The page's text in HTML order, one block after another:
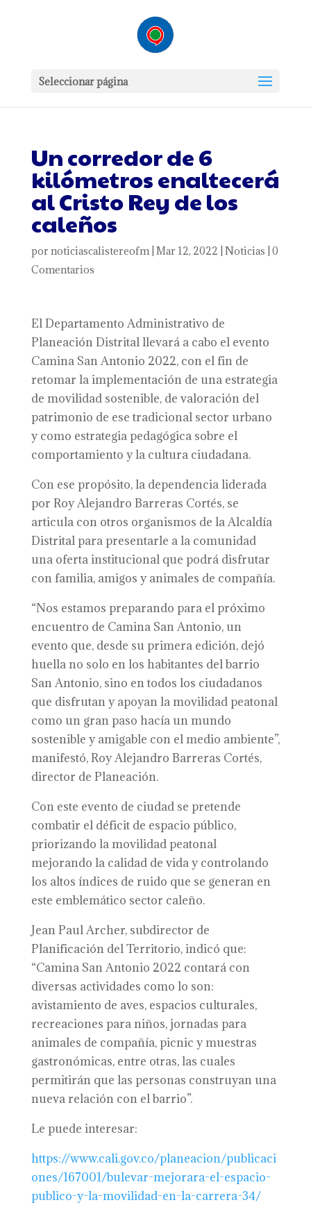
Seleccionar página
Un corredor de 6
kilómetros enaltecerá
al Cristo Rey de los
caleños
por noticiascalistereofm| Mar 12, 2022 Noticias 0
Comentarios
El Departamento Administrativo de
Planeación Distrital llevará a cabo el evento
Camina San Antonio 2022, con el fin de
retomar la implementación de una estrategia
de movilidad sostenible, de valoración del
patrimonio de ese tradicional sector urbano
y como estrategia pedagógica sobre el
comportamiento y la cultura ciudadana.
Con ese propósito, la dependencia liderada
por Roy Alejandro Barreras Cortés, se
articula con otros organismos de la Alcaldía
Distrital para presentarle a la comunidad
una oferta institucional que podrá disfrutar
con familia, amigos y animales de compañía.
“Nos estamos preparando para el próximo
encuentro de Camina San Antonio, un
evento que, desde su primera edición, dejó
huella no solo en los habitantes del barrio
San Antonio, sino en todos los ciudadanos
que disfrutan y apoyan la movilidad peatonal
como un gran paso hacía un mundo
sostenible y amigable con el medio ambiente”,
manifestó, Roy Alejandro Barreras Cortés,
director de Planeación.
Con este evento de ciudad se pretende
combatir el déficit de espacio público,
priorizando la movilidad peatonal
mejorando la calidad de vida y controlando
los altos índices de ruido que se generan en
este emblemático sector caleño.
Jean Paul Archer, subdirector de
Planificación del Territorio, indicó que:
“Camina San Antonio 2022 contará con
diversas actividades como lo son:
avistamiento de aves, espacios culturales,
recreaciones para niños, jornadas para
animales de compañía, picnic y muestras
gastronómicas, entre otras, las cuales
permitirán que las personas construyan una
nueva relación con el barrio”.
Le puede interesar:
https://www.cali.gov.co/planeacion/publicaci
ones/167001/bulevar-mejorara-el-espacio-
publico-y-la-movilidad-en-la-carrera-34/